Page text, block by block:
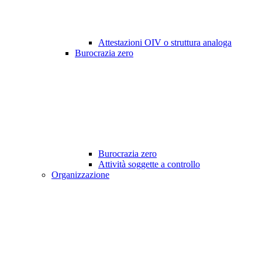
Attestazioni OIV o struttura analoga
Burocrazia zero
Burocrazia zero
Attività soggette a controllo
Organizzazione